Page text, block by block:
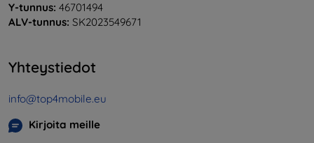
Y-tunnus: 46701494
ALV-tunnus: SK2023549671
Yhteystiedot
info@top4mobile.eu
Kirjoita meille